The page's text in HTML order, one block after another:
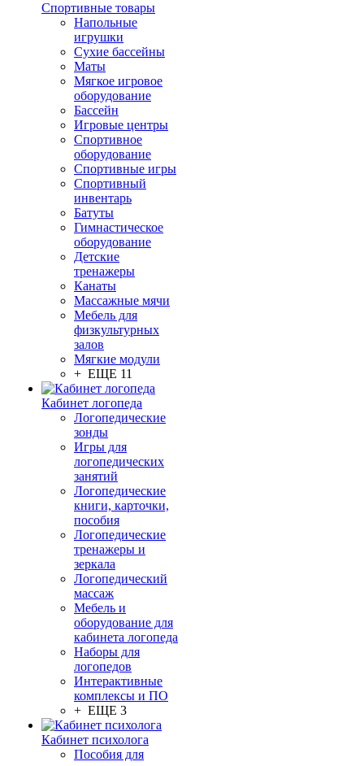
Спортивные товары
Напольные
игрушки
Сухие бассейны
Маты
Мягкое игровое
оборудование
Бассейн
Игровые центры
Спортивное
оборудование
Спортивные игры
Спортивный
инвентарь
Батуты
Гимнастическое
оборудование
Детские
тренажеры
Канаты
Массажные мячи
Мебель для
физкультурных
залов
Мягкие модули
+ ЕЩЕ 11
Кабинет логопеда
Логопедические
зонды
Игры для
логопедических
занятий
Логопедические
книги, карточки,
пособия
Логопедические
тренажеры и
зеркала
Логопедический
массаж
Мебель и
оборудование для
кабинета логопеда
Наборы для
логопедов
Интерактивные
комплексы и ПО
+ ЕЩЕ 3
Кабинет психолога
Пособия для